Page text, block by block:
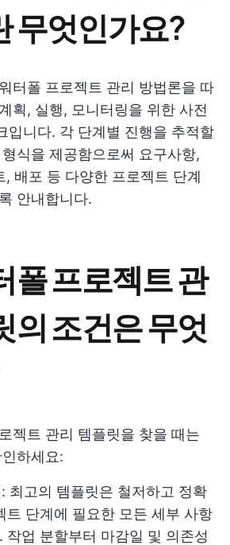
무엇인가요?
터폴 프로젝트 관리 방법론을 따
획, 실행, 모니터링을 위한 사전
입니다. 각 단계별 진행을 추적할
식을 제공함으로써 요구사항,
, 배포 등 다양한 프로젝트 단계
안내합니다.
폴 프로젝트 관
의 조건은 무엇
젝트 관리 템플릿을 찾을 때는
하세요:
: 최고의 템플릿은 철저하고 정확
트 단계에 필요한 모든 세부 사항
작업 분할부터 마감일 및 의존성